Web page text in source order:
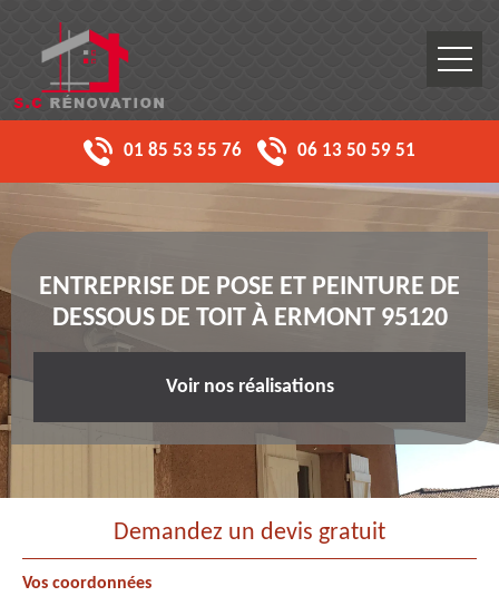
01 85 53 55 76 06 13 50 59 51
ENTREPRISE DE POSE ET PEINTURE DE
DESSOUS DE TOIT À ERMONT 95120
Voir nos réalisations
Demandez un devis gratuit
Vos coordonnées